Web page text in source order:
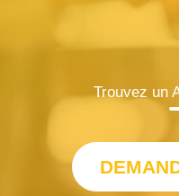
Trouvez un